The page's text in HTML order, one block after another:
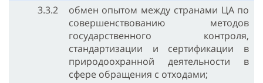
3.3.2
обмен опытом между странами ЦА по
совершенствованию методов
государственного контроля,
стандартизации и сертификации в
природоохранной деятельности в
сфере обращения с отходами;